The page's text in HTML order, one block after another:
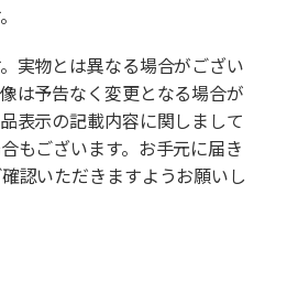
実物とは異なる場合がござい
は予告なく変更となる場合が
表示の記載内容に関しまして
もございます。お手元に届き
認いただきますようお願いし